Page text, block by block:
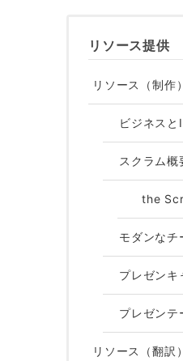
リソース提供
リソース（制作）
ビジネス
スクラム概
the
モダンなチ
プレゼンキ
プレゼンテ
リソース（翻訳）